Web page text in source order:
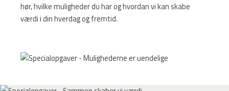
hør, hvilke muligheder du har og hvordan vi kan skabe
værdi i din hverdag og fremtid.